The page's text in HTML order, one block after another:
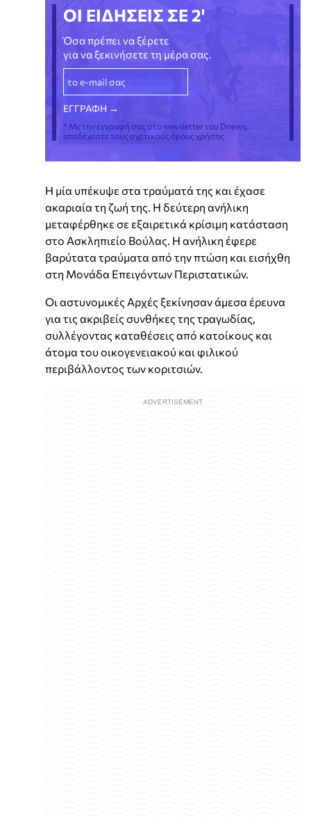
ΟΙ ΕΙΔΗΣΕΙΣ ΣΕ 2'
Όσα πρέπει να ξέρετε
για να ξεκινήσετε τη μέρα σας.
* Με την εγγραφή σας στο newsletter του Dnews,
αποδέχεστε τους σχετικούς όρους χρήσης
Η μία υπέκυψε στα τραύματά της και έχασε
ακαριαία τη ζωή της. Η δεύτερη ανήλικη
μεταφέρθηκε σε εξαιρετικά κρίσιμη κατάσταση
στο Ασκληπιείο Βούλας. Η ανήλικη έφερε
βαρύτατα τραύματα από την πτώση και εισήχθη
στη Μονάδα Επειγόντων Περιστατικών.
Οι αστυνομικές Αρχές ξεκίνησαν άμεσα έρευνα
για τις ακριβείς συνθήκες της τραγωδίας,
συλλέγοντας καταθέσεις από κατοίκους και
άτομα του οικογενειακού και φιλικού
περιβάλλοντος των κοριτσιών.